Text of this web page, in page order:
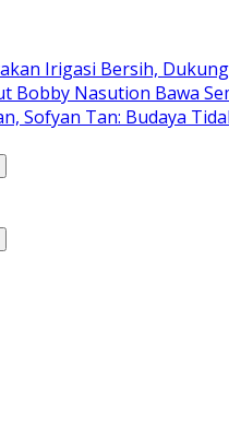
Irigasi Bersih,
Bobby Nasution Bawa
Sofyan Tan: Budaya